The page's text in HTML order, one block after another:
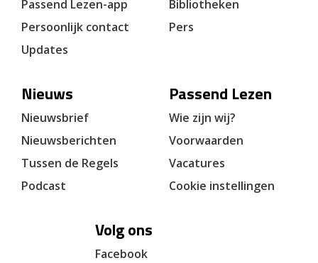
Passend Lezen-app
Persoonlijk contact
Updates
Bibliotheken
Pers
Nieuws
Nieuwsbrief
Nieuwsberichten
Tussen de Regels
Podcast
Passend Lezen
Wie zijn wij?
Voorwaarden
Vacatures
Cookie instellingen
Volg ons
Facebook